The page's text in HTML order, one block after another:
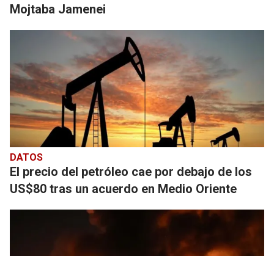
Mojtaba Jamenei
DATOS
El precio del petróleo cae por debajo de los
US$80 tras un acuerdo en Medio Oriente